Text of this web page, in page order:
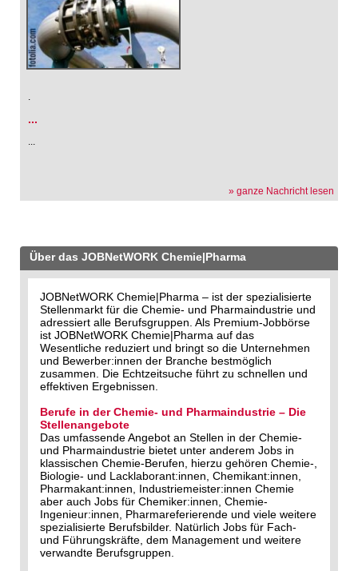
.
...
...
» ganze Nachricht lesen
Über das JOBNetWORK Chemie|Pharma
JOBNetWORK Chemie|Pharma – ist der spezialisierte
Stellenmarkt für die Chemie- und Pharmaindustrie und
adressiert alle Berufsgruppen. Als Premium-Jobbörse
ist JOBNetWORK Chemie|Pharma auf das
Wesentliche reduziert und bringt so die Unternehmen
und Bewerber:innen der Branche bestmöglich
zusammen. Die Echtzeitsuche führt zu schnellen und
effektiven Ergebnissen.
Berufe in der Chemie- und Pharmaindustrie – Die
Stellenangebote
Das umfassende Angebot an Stellen in der Chemie-
und Pharmaindustrie bietet unter anderem Jobs in
klassischen Chemie-Berufen, hierzu gehören Chemie-,
Biologie- und Lacklaborant:innen, Chemikant:innen,
Pharmakant:innen, Industriemeister:innen Chemie
aber auch Jobs für Chemiker:innen, Chemie-
Ingenieur:innen, Pharmareferierende und viele weitere
spezialisierte Berufsbilder. Natürlich Jobs für Fach-
und Führungskräfte, dem Management und weitere
verwandte Berufsgruppen.